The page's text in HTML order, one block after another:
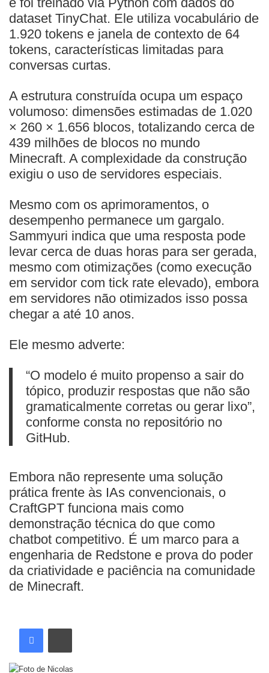
dataset TinyChat. Ele utiliza vocabulário de
1.920 tokens e janela de contexto de 64
tokens, características limitadas para
conversas curtas.
A estrutura construída ocupa um espaço
volumoso: dimensões estimadas de 1.020
× 260 × 1.656 blocos, totalizando cerca de
439 milhões de blocos no mundo
Minecraft. A complexidade da construção
exigiu o uso de servidores especiais.
Mesmo com os aprimoramentos, o
desempenho permanece um gargalo.
Sammyuri indica que uma resposta pode
levar cerca de duas horas para ser gerada,
mesmo com otimizações (como execução
em servidor com tick rate elevado), embora
em servidores não otimizados isso possa
chegar a até 10 anos.
Ele mesmo adverte:
“O modelo é muito propenso a sair do
tópico, produzir respostas que não são
gramaticalmente corretas ou gerar lixo”,
conforme consta no repositório no
GitHub.
Embora não represente uma solução
prática frente às IAs convencionais, o
CraftGPT funciona mais como
demonstração técnica do que como
chatbot competitivo. É um marco para a
engenharia de Redstone e prova do poder
da criatividade e paciência na comunidade
de Minecraft.